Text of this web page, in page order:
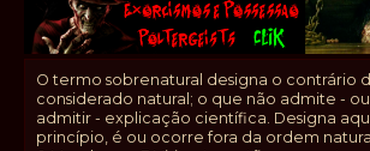
O termo sobrenatural designa o contrário
considerado natural; o que não admite -
admitir - explicação científica. Designa
princípio, é ou ocorre fora da ordem